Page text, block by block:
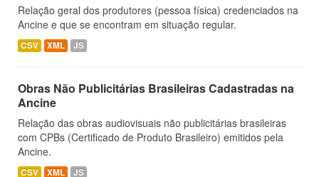
Relação geral dos produtores (pessoa física) credenciados na
Ancine e que se encontram em situação regular.
CSV XML JS
Obras Não Publicitárias Brasileiras Cadastradas na
Ancine
Relação das obras audiovisuais não publicitárias brasileiras
com CPBs (Certificado de Produto Brasileiro) emitidos pela
Ancine.
CSV XML JS